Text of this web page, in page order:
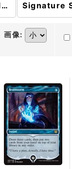
Signature Spellbook (全商品)
画像: